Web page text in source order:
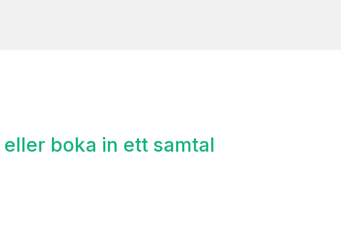
boka in ett samtal